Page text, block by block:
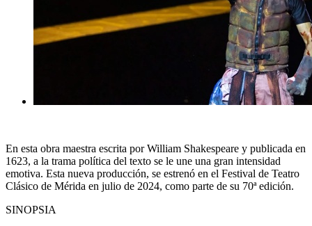
En esta obra maestra escrita porWilliam Shakespeare y publicada en
1623, a la trama política del texto se le une una gran intensidad
emotiva. Esta nueva producción, se estrenó en el Festival de Teatro
Clásico de Mérida en julio de 2024, como parte de su 70ª edición.
SINOPSIA